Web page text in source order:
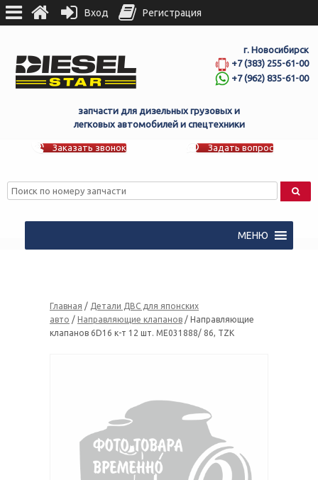
г. Новосибирск
+7 (383) 255-61-00
+7 (962) 835-61-00
запчасти для дизельных грузовых и
легковых автомобилей и спецтехники
Заказать звонок Задать вопрос
МЕНЮ
Главная / Детали ДВС для японских
авто / Направляющие клапанов / Направляющие
клапанов 6D16 к-т 12 шт. ME031888/ 86, TZK
Вход Регистрация